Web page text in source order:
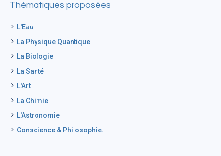
Thématiques proposées
L'Eau
La Physique Quantique
La Biologie
La Santé
L'Art
La Chimie
L'Astronomie
Conscience & Philosophie.